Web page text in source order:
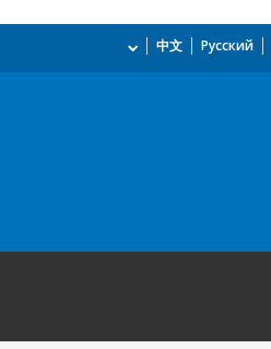
Русский
中文